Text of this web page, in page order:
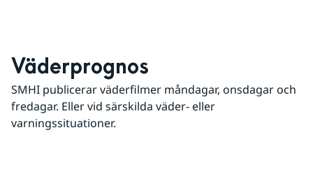
Väderprognos
SMHI publicerar väderfilmer måndagar, onsdagar och
fredagar. Eller vid särskilda väder- eller
varningssituationer.